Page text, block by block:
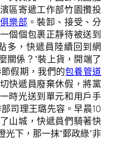
區寄遞工作部竹園攬投
樂部 。裝卸、接受、分
個個包裹正靜待被送到
多，快遞員陸續回到網
關係？”裝上貨，開端了
假期，我們的包養管道
快遞員廢棄休假，將黨
時光送到單元和用戶手
司理王璐先容。早晨10
山城，快遞員們騎著快
下，那一抹“郵政綠”非